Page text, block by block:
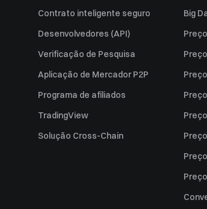
Contrato inteligente seguro
Desenvolvedores (API)
Verificação de Pesquisa
Aplicação de Mercador P2P
Programa de afiliados
TradingView
Solução Cross-Chain
Big